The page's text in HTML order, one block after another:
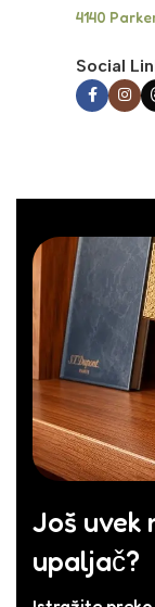
4140
Social
Još uvek
upaljač?